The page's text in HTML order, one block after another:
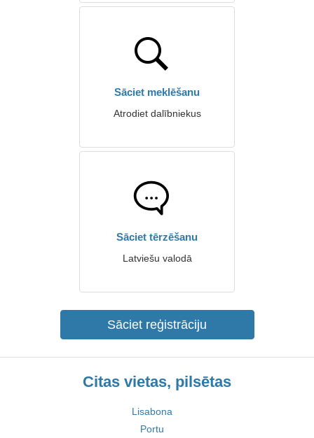
Sāciet meklēšanu
Atrodiet dalībniekus
Sāciet tērzēšanu
Latviešu valodā
Sāciet reģistrāciju
Citas vietas, pilsētas
Lisabona
Portu